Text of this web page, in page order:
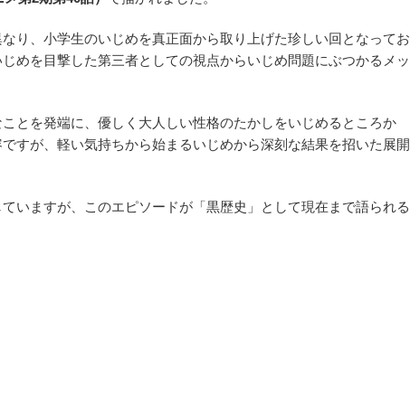
り、小学生のいじめを真正面から取り上げた珍しい回となってお
めを目撃した第三者としての視点からいじめ問題にぶつかるメッ
とを発端に、優しく大人しい性格のたかしをいじめるところか
すが、軽い気持ちから始まるいじめから深刻な結果を招いた展開
いますが、このエピソードが「黒歴史」として現在まで語られる